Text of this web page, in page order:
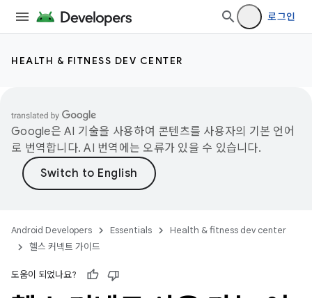
로그인
HEALTH & FITNESS DEV CENTER
Google은 AI 기술을 사용하여 콘텐츠를 사용자의 기본 언어
로 번역합니다. AI 번역에는 오류가 있을 수 있습니다.
Android Developers Essentials
Health & fitness dev center
헬스 커넥트 가이드
도움이 되었나요?